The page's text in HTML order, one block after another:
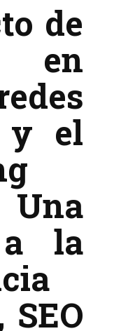
de
en
y el
a la